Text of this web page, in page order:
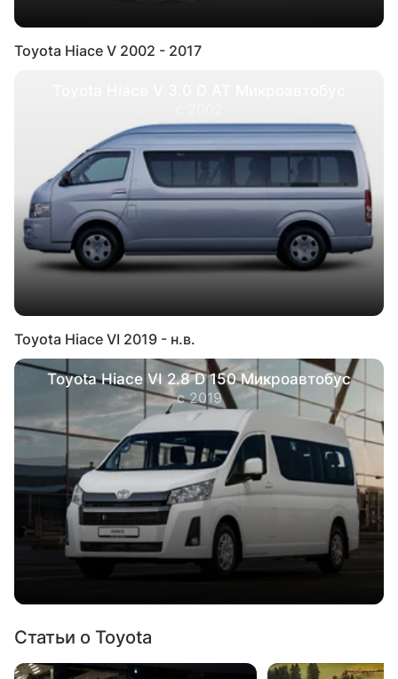
Toyota Hiace V 2002 - 2017
Toyota Hiace VI 2019 - н.в.
Toyota Hiace VI 2.8 D 150 Микроавтобус
с 2019
Статьи о Toyota